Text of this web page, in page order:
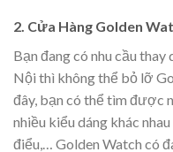
2. Cửa Hàng Golden
Bạn đang có nhu cầu thay
Nội thì không thể bỏ lỡ
đây, bạn có thể tìm được
nhiều kiểu dáng khác
điểu,… Golden Watch có